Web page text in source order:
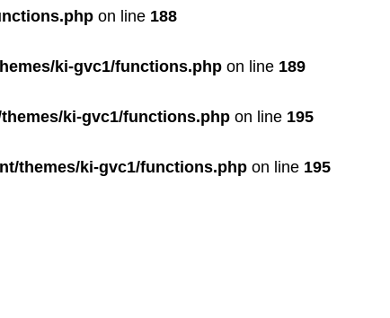
on line 188
ki-gvc1/functions.php on line 189
ki-gvc1/functions.php on line 195
themes/ki-gvc1/functions.php on line 195